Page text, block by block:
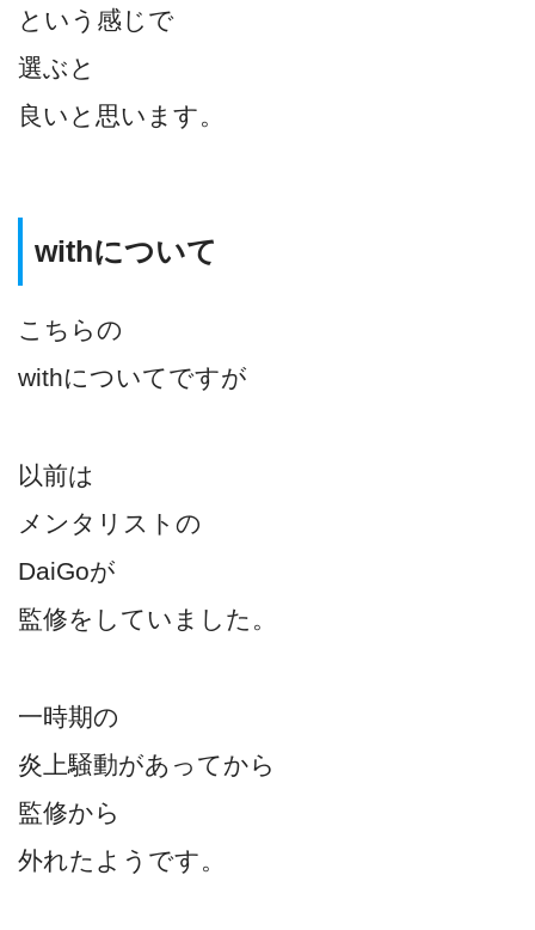
という感じで
選ぶと
良いと思います。
withについて
こちらの
withについてですが
以前は
メンタリストの
DaiGoが
監修をしていました。
一時期の
炎上騒動があってから
監修から
外れたようです。